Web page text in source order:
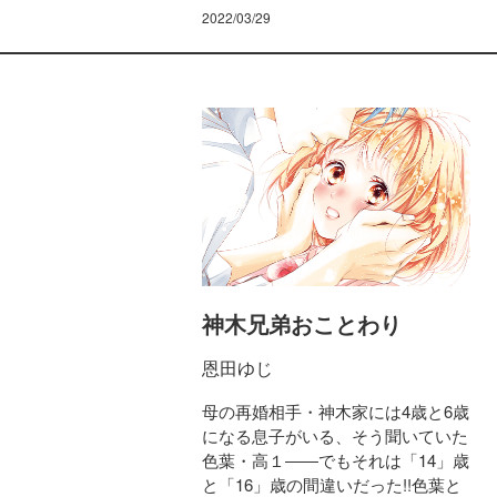
2022/03/29
神木兄弟おことわり
恩田ゆじ
母の再婚相手・神木家には4歳と6歳
になる息子がいる、そう聞いていた
色葉・高１――でもそれは「14」歳
と「16」歳の間違いだった!!色葉と